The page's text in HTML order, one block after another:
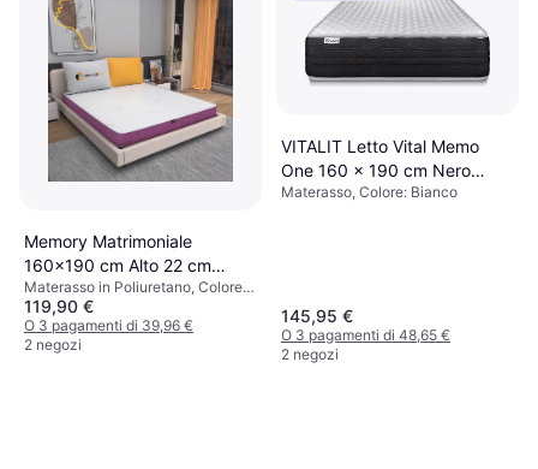
Memory Matrimoniale
160x190 cm Alto 22 cm
Materasso in Poliuretano
Materasso in Poliuretano, Colore:
Bianco, Viola
119,90 €
O 3 pagamenti di 39,96 €
2 negozi
VITALIT Letto Vital Memo
One 160 x 190 cm Nero
Materasso
Materasso, Colore: Bianco
145,95 €
O 3 pagamenti di 48,65 €
2 negozi